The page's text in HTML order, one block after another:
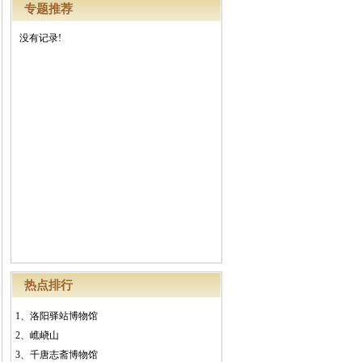
专题推荐
没有记录!
热点排行
1、 洛阳驿站博物馆
2、 嶕峣山
3、 千唐志斋博物馆